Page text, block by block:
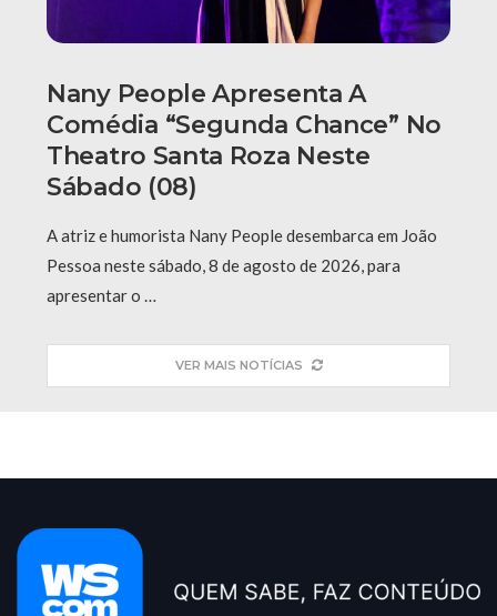
Nany People Apresenta A
Comédia “Segunda Chance” No
Theatro Santa Roza Neste
Sábado (08)
A atriz e humorista Nany People desembarca em João
Pessoa neste sábado, 8 de agosto de 2026, para
apresentar o …
VER MAIS NOTÍCIAS